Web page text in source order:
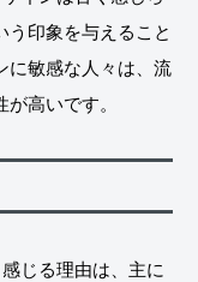
う印象を与えること
に敏感な人々は、流
高いです。
じる理由は、主に